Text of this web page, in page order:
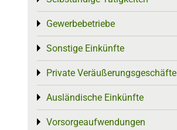
Gewerbebetriebe
Toggle menu
Sonstige Einkünfte
Toggle menu
Private Veräußerungsgeschäfte
Toggle menu
Ausländische Einkünfte
Toggle menu
Vorsorgeaufwendungen
Toggle menu